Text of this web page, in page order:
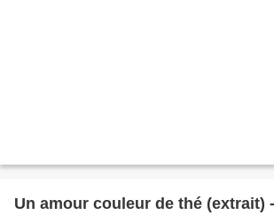
Un amour couleur de thé (extrait)